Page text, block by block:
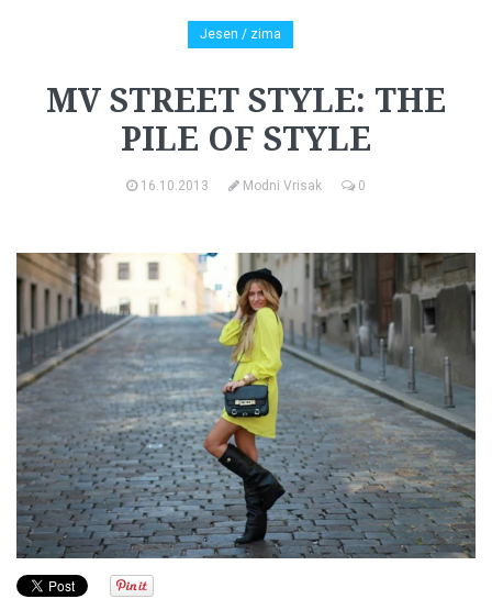
Jesen / zima
MV STREET STYLE: THE
PILE OF STYLE
16.10.2013 Modni Vrisak 0